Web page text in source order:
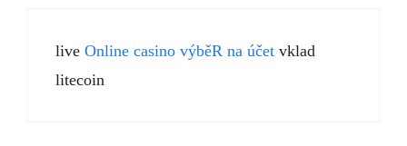
live Online casino výběR na účet vklad
litecoin